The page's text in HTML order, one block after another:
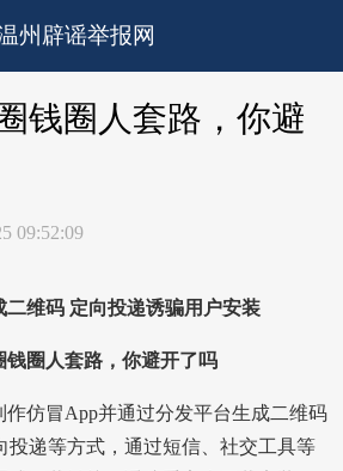
州辟谣举报网
钱圈人套路，你避
09:52:09
维码 定向投递诱骗用户安装
圈人套路，你避开了吗
作仿冒App并通过分发平台生成二维码
投递等方式，通过短信、社交工具等